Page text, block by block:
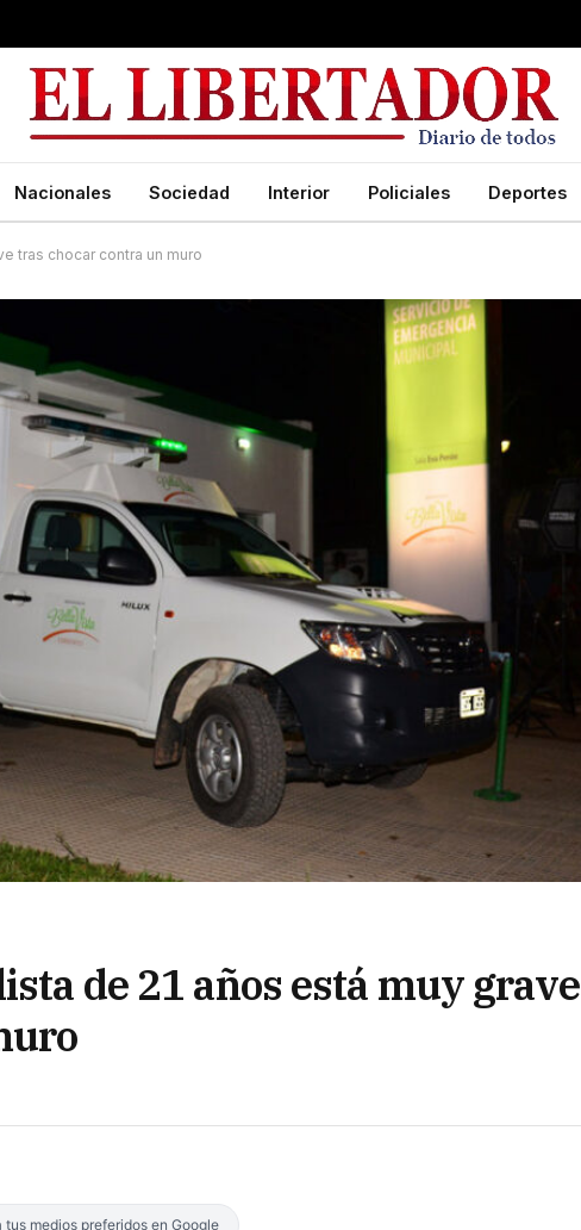
Nacionales Sociedad Interior Policiales Deportes
tras chocar contra un muro
de 21 años está muy grave
tus medios preferidos en Google